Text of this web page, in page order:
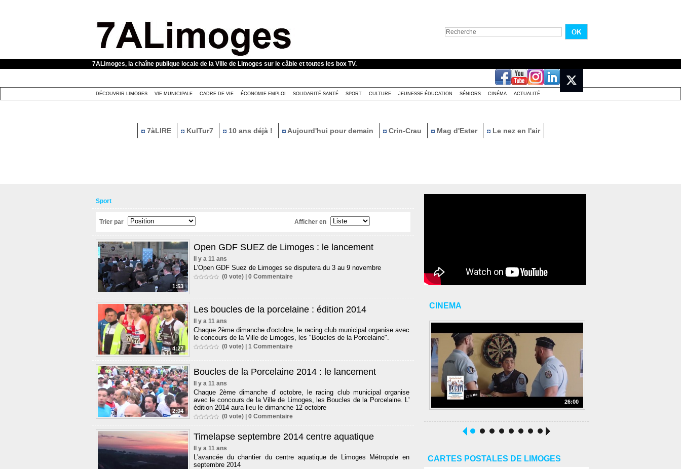
7ALimoges, la chaîne publique locale de la Ville de Limoges sur le câble et toutes les box TV.
DÉCOUVRIR LIMOGES VIE MUNICIPALE CADRE DE VIE ÉCONOMIE EMPLOI SOLIDARITÉ SANTÉ SPORT CULTURE JEUNESSE ÉDUCATION SÉNIORS CINÉMA ACTUALITÉ
7àLIRE KulTur7 10 ans déjà ! Aujourd'hui pour demain Crin-Crau Mag d'Ester Le nez en l'air
Sport
Trier par Afficher en
1:53
Open GDF SUEZ de Limoges : le lancement
Il y a 11 ans
L'Open GDF Suez de Limoges se disputera du 3 au 9 novembre
(0 vote) | 0 Commentaire
4:27
Les boucles de la porcelaine : édition 2014
Il y a 11 ans
Chaque 2ème dimanche d'octobre, le racing club municipal organise avec
le concours de la Ville de Limoges, les "Boucles de la Porcelaine".
(0 vote) | 1 Commentaire
2:04
Boucles de la Porcelaine 2014 : le lancement
Il y a 11 ans
Chaque 2ème dimanche d' octobre, le racing club municipal organise
avec le concours de la Ville de Limoges, les Boucles de la Porcelaine. L'
édition 2014 aura lieu le dimanche 12 octobre
(0 vote) | 0 Commentaire
Timelapse septembre 2014 centre aquatique
Il y a 11 ans
L'avancée du chantier du centre aquatique de Limoges Métropole en
septembre 2014
CINEMA
26:00
CARTES POSTALES DE LIMOGES